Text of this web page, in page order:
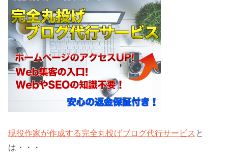
現役作家が作成する完全丸投げブログ代行サービス と
は・・・